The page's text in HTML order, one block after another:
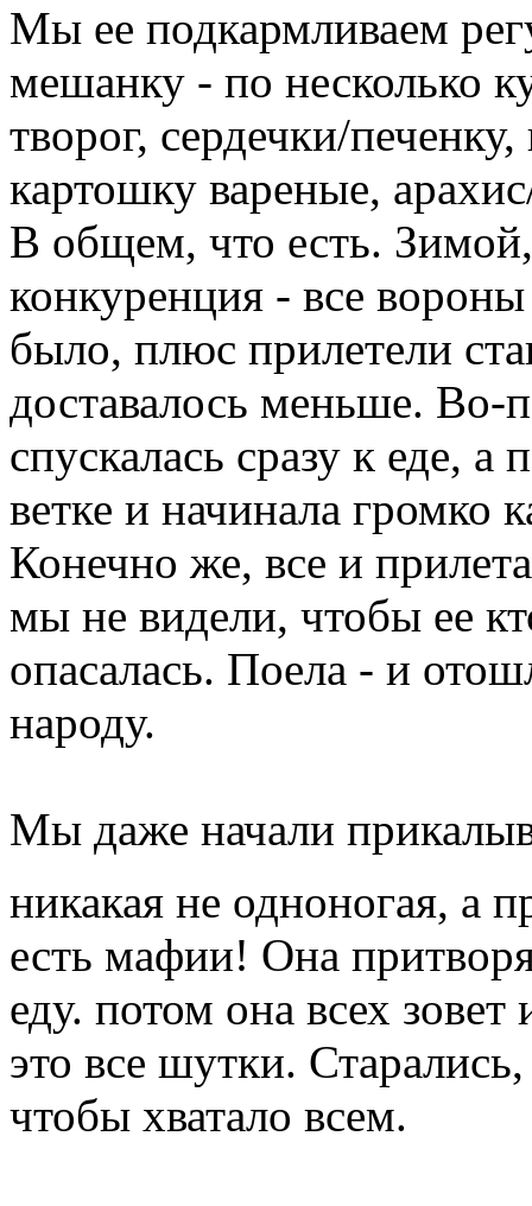
Мы ее подкармливаем
мешанку - по несколько
творог, сердечки/
картошку вареные,
В общем, что есть.
конкуренция - все
было, плюс прилетели
доставалось меньше. Во-
спускалась сразу к еде, а
ветке и начинала громко
Конечно же, все и
мы не видели, чтобы ее
опасалась. Поела - и
народу.
Мы даже начали
никакая не одноногая, а
есть мафии! Она
еду. потом она всех
это все шутки.
чтобы хватало всем.